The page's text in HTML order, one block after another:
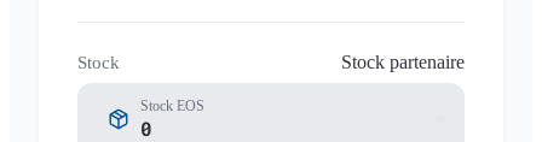
Stock Stock partenaire
Stock EOS
0